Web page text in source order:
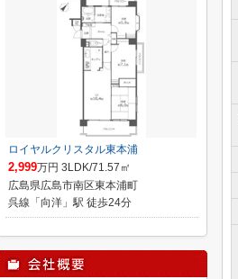
ロイヤルクリスタル東本浦
2,999万円 3LDK/71.57㎡
広島県広島市南区東本浦町
呉線「向洋」駅 徒歩24分